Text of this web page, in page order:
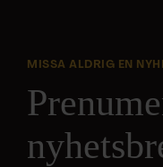
MISSA ALDRIG EN